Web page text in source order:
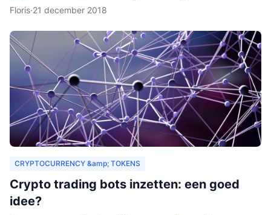
regels over de privacy van de deelnemers aan het
Floris·21 december 2018
CRYPTOCURRENCY &amp; TOKENS
Crypto trading bots inzetten: een goed
idee?